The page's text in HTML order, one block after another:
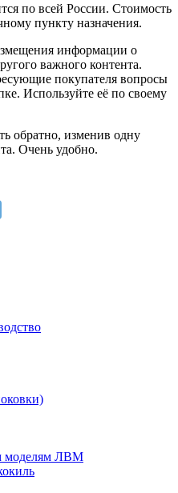
по всей России. Стоимость
пункту назначения.
информации о
важного контента.
покупателя вопросы
Используйте её по своему
обратно, изменив одну
Очень удобно.
моделям ЛВМ